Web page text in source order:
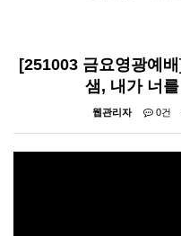
[251003 금요영광예
샘, 내가 너
웹관리자 0건